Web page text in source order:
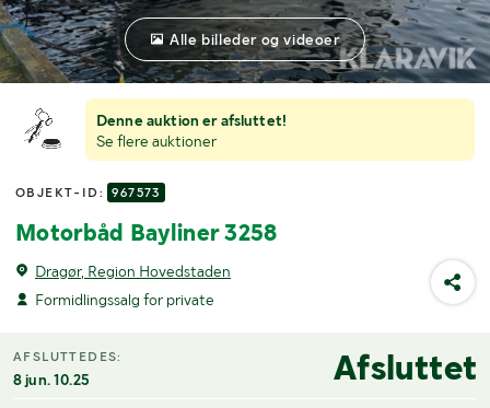
Denne auktion er afsluttet!
Se flere auktioner
OBJEKT-ID: 967573
Motorbåd Bayliner 3258
Dragør, Region Hovedstaden
Formidlingssalg for private
Alle billeder og videoer
AFSLUTTEDES:
8 jun. 10.25 Afsluttet